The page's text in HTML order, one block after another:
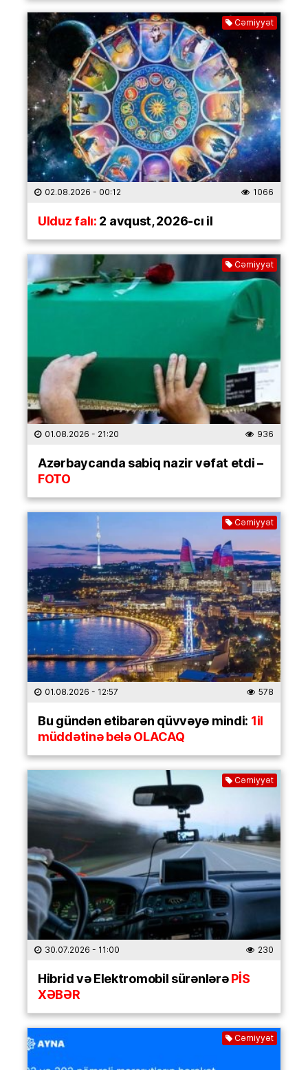
Cəmiyyət
02.08.2026 - 00:12 1066
Ulduz falı:2 avqust, 2026-cı il
Cəmiyyət
01.08.2026 - 21:20 936
Azərbaycanda sabiq nazir vəfat etdi –
FOTO
Cəmiyyət
01.08.2026 - 12:57 578
Bu gündən etibarən qüvvəyə mindi: 1il
müddətinə belə OLACAQ
Cəmiyyət
30.07.2026 - 11:00 230
Hibrid və Elektromobil sürənlərəPİS
XƏBƏR
Cəmiyyət